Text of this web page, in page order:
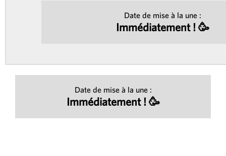
Date de mise à la une :
Immédiatement ! 🥳
Date de mise à la une :
Immédiatement ! 🥳